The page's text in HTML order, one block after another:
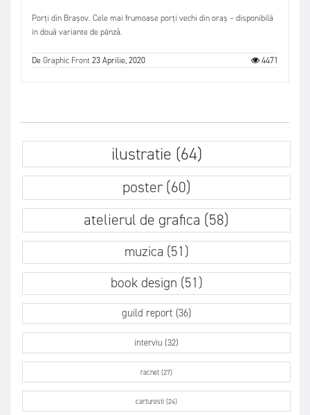
Porți din Brașov. Cele mai frumoase porți vechi din oraș – disponibilă
în două variante de pânză.
DeGraphic Front23 Aprilie, 2020 4471
ilustratie (64)
poster (60)
atelierul de grafica (58)
muzica (51)
book design (51)
guild report (36)
interviu (32)
racnet (27)
carturesti (24)